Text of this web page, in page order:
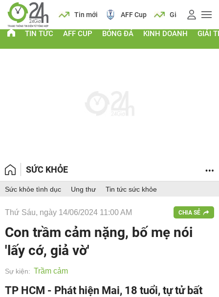
Lịch Tin mới AFF Cup Giá vàng
TIN TỨC AFF CUP BÓNG ĐÁ KINH DOANH GIẢI
SỨC KHỎE
Sức khỏe tình dục Ung thư Tin tức sức khỏe
Thứ Sáu, ngày 14/06/2024 11:00 AM CHIA SẺ
Con trầm cảm nặng, bố mẹ nói
'lấy cớ, giả vờ'
Sự kiện: Trầm cảm
TP HCM - Phát hiện Mai, 18 tuổi, tự tử bất